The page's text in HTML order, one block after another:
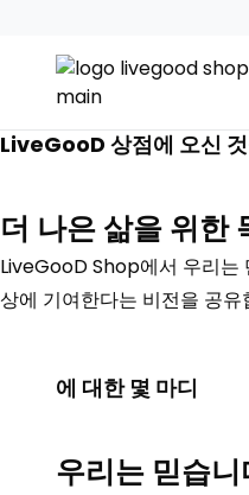
LiveGooD 상점에 오신
더 나은 삶을 위한
LiveGooD Shop에서 우리는
상에 기여한다는 비전을 공유
에 대한 몇 마디
우리는 믿습니